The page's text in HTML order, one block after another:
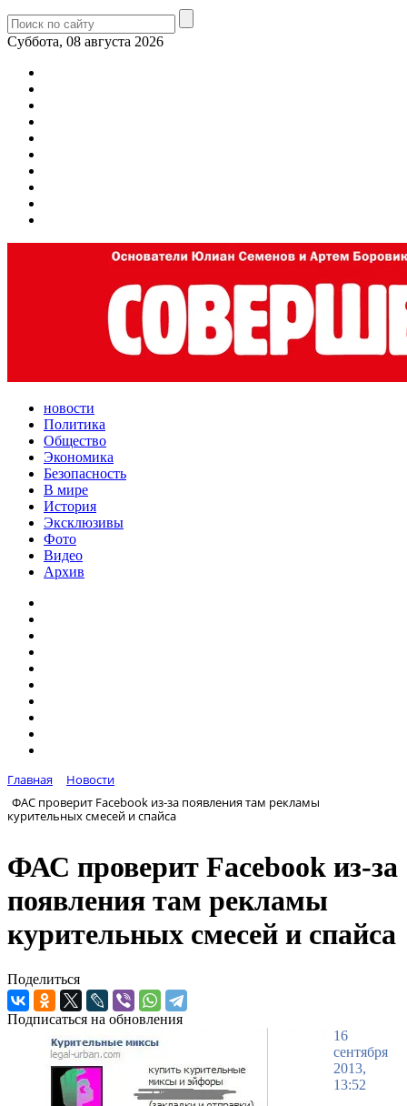
Суббота, 08 августа 2026
новости
Политика
Общество
Экономика
Безопасность
В мире
История
Эксклюзивы
Фото
Видео
Архив
Главная
Новости
ФАС проверит Facebook из-за появления там рекламы
курительных смесей и спайса
ФАС проверит Facebook из-за
появления там рекламы
курительных смесей и спайса
Поделиться
Подписаться на обновления
16
сентября
2013,
13:52